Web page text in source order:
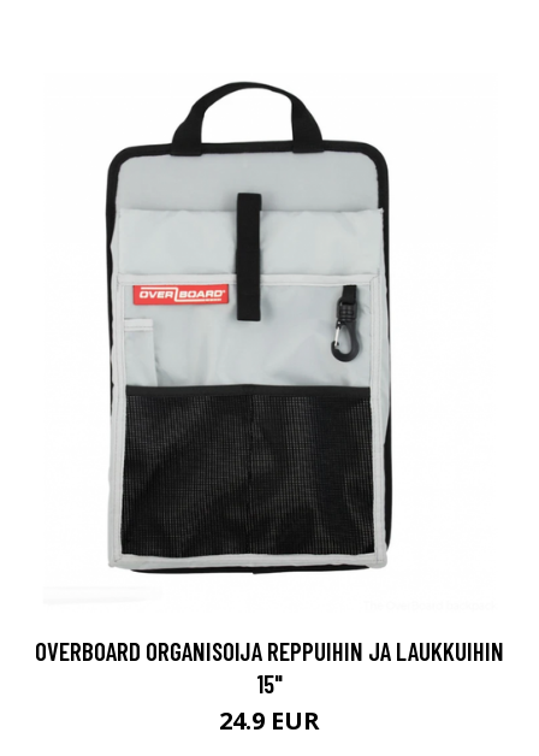
OVERBOARD ORGANISOIJA REPPUIHIN JA LAUKKUIHIN
15"
24.9 EUR